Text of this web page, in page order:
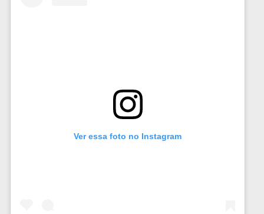
Ver essa foto no Instagram